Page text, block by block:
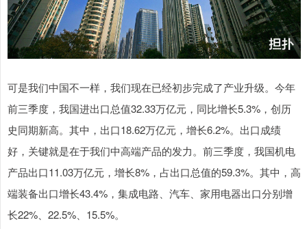
可是我们中国不一样，我们现在已经初步完成了产业升级。今年
前三季度，我国进出口总值32.33万亿元，同比增长5.3%，创历
史同期新高。其中，出口18.62万亿元，增长6.2%。出口成绩
好，关键就是在于我们中高端产品的发力。前三季度，我国机电
产品出口11.03万亿元，增长8%，占出口总值的59.3%。其中，高
端装备出口增长43.4%，集成电路、汽车、家用电器出口分别增
长22%、22.5%、15.5%。